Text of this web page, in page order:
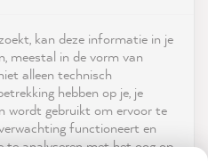
kan deze informatie in je
meestal in de vorm van
alleen technisch
hebben op je, je
wordt gebruikt om ervoor te
functioneert en
te analyseren met het oog op
io